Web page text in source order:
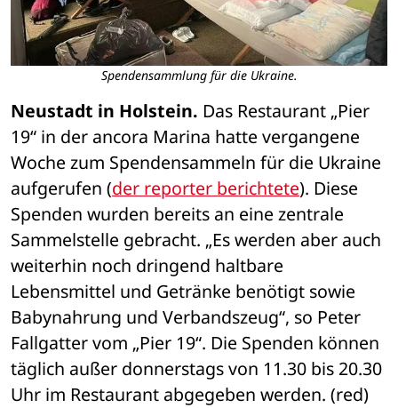
Spendensammlung für die Ukraine.
Neustadt in Holstein. Das Restaurant „Pier
19“ in der ancora Marina hatte vergangene
Woche zum Spendensammeln für die Ukraine
aufgerufen (der reporter berichtete). Diese
Spenden wurden bereits an eine zentrale
Sammelstelle gebracht. „Es werden aber auch
weiterhin noch dringend haltbare
Lebensmittel und Getränke benötigt sowie
Babynahrung und Verbandszeug“, so Peter
Fallgatter vom „Pier 19“. Die Spenden können
täglich außer donnerstags von 11.30 bis 20.30
Uhr im Restaurant abgegeben werden. (red)